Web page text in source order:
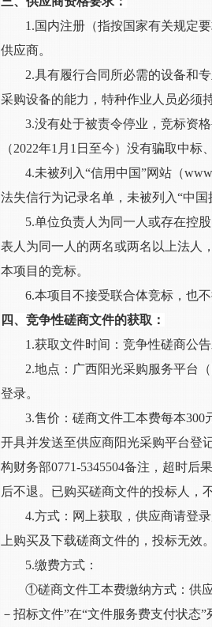
1.国内注册（指按国家有关规定
供应商。
2.具有履行合同所必需的设备和
采购设备的能力，特种作业人员必须
3.没有处于被责令停业，竞标资
（2022年1月1日 至今）没有骗取中标
4.未被列入“信用中国”网站（
法失信行为记录名单，未被列入“中国
5.单位负责人为同一人或存在控
表人为同一人的两名或两名以上法人
本项目的竞标。
6.本项目不接受联合体竞标，也
四、竞争性磋商文件的获取：
1.获取文件时间：竞争性磋商公
2.地点：广西阳光采购服务平台（
登录。
3.售价：磋商文件工本费每本
开具并发送至供应商阳光采购平台登
构财务部0771-5345504备注，超时后
后不退。已购买磋商文件的投标人，
4.方式：网上获取，供应商请登
上购买及下载磋商文件的，投标无效。
5.缴费方式：
①磋商文件工本费缴纳方式：供
－招标文件”在“文件服务费支付状态